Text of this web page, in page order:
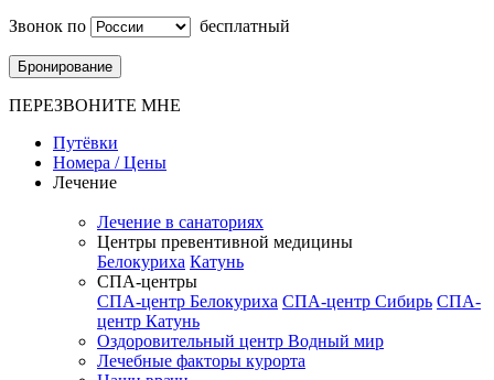
Звонок по
бесплатный
Бронирование
ПЕРЕЗВОНИТЕ МНЕ
Путёвки
Номера / Цены
Лечение
Лечение в санаториях
Центры превентивной медицины
Белокуриха Катунь
СПА-центры
СПА-центр Белокуриха СПА-центр Сибирь СПА-
центр Катунь
Оздоровительный центр Водный мир
Лечебные факторы курорта